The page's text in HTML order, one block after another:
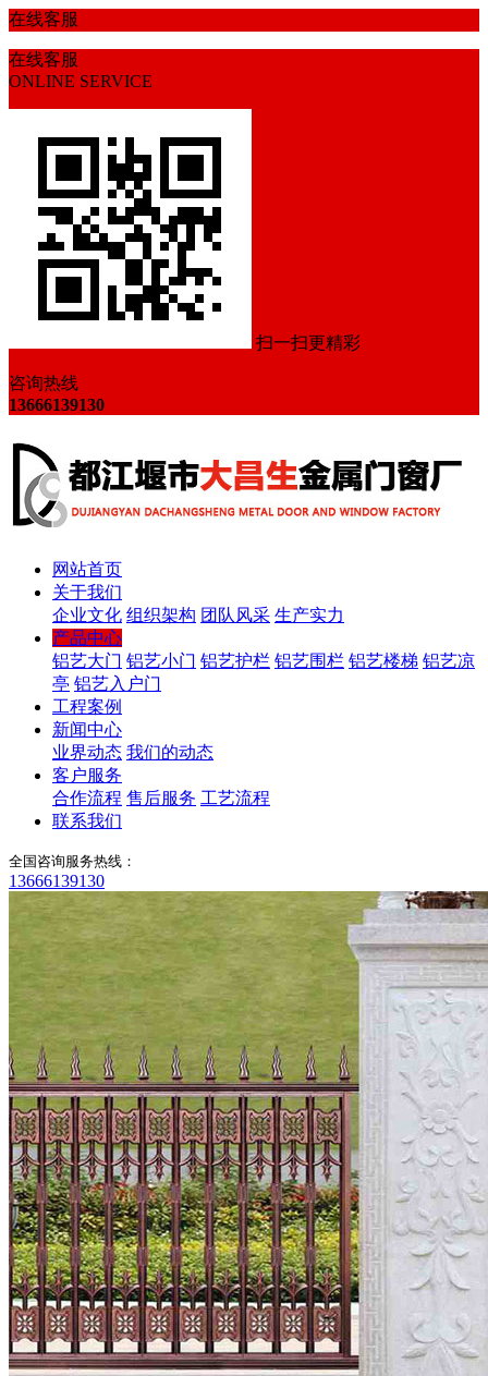
在线客服
在线客服
ONLINE SERVICE
扫一扫更精彩
咨询热线
13666139130
网站首页
关于我们
企业文化 组织架构 团队风采 生产实力
产品中心
铝艺大门 铝艺小门 铝艺护栏 铝艺围栏 铝艺楼梯 铝艺凉
亭 铝艺入户门
工程案例
新闻中心
业界动态 我们的动态
客户服务
合作流程 售后服务 工艺流程
联系我们
全国咨询服务热线：
13666139130